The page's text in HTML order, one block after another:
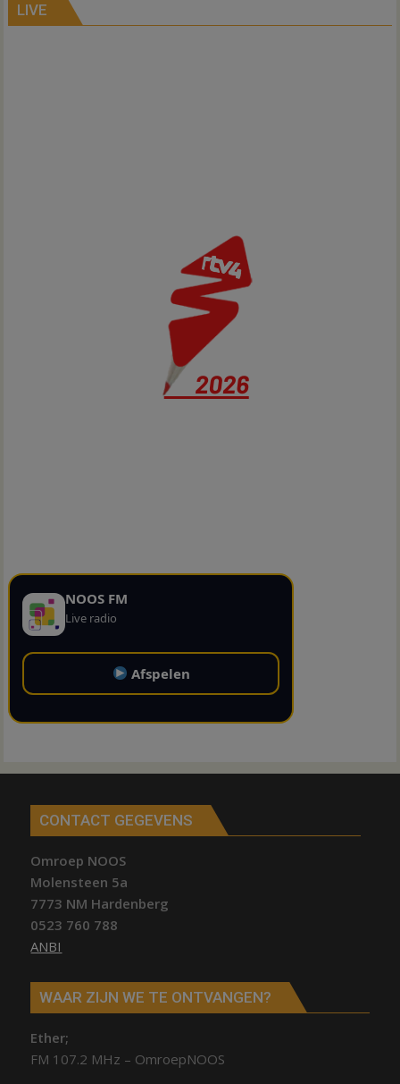
LIVE
NOOS FM
Live radio
Afspelen
CONTACT GEGEVENS
Omroep NOOS
Molensteen 5a
7773 NM Hardenberg
0523 760 788
ANBI
WAAR ZIJN WE TE ONTVANGEN?
Ether;
FM 107.2 MHz – OmroepNOOS